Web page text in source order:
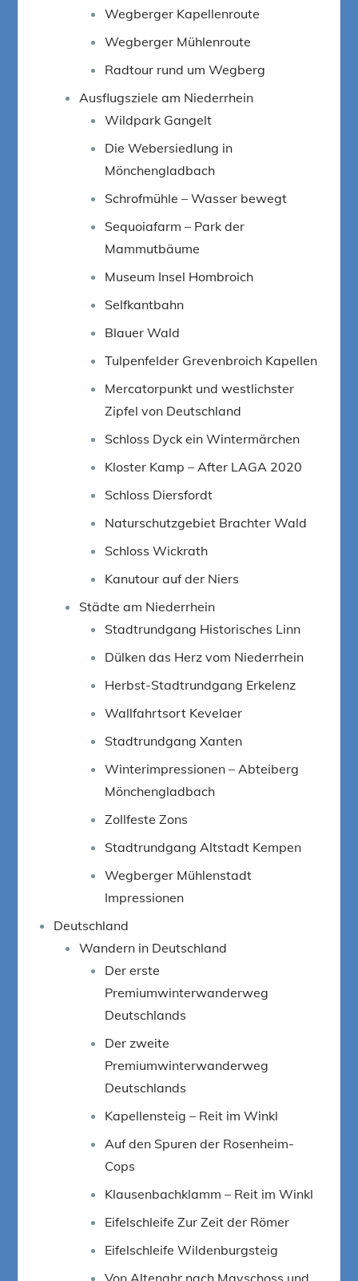
Wegberger Kapellenroute
Wegberger Mühlenroute
Radtour rund um Wegberg
Ausflugsziele am Niederrhein
Wildpark Gangelt
Die Webersiedlung in
Mönchengladbach
Schrofmühle – Wasser bewegt
Sequoiafarm – Park der
Mammutbäume
Museum Insel Hombroich
Selfkantbahn
Blauer Wald
Tulpenfelder Grevenbroich Kapellen
Mercatorpunkt und westlichster
Zipfel von Deutschland
Schloss Dyck ein Wintermärchen
Kloster Kamp – After LAGA 2020
Schloss Diersfordt
Naturschutzgebiet Brachter Wald
Schloss Wickrath
Kanutour auf der Niers
Städte am Niederrhein
Stadtrundgang Historisches Linn
Dülken das Herz vom Niederrhein
Herbst-Stadtrundgang Erkelenz
Wallfahrtsort Kevelaer
Stadtrundgang Xanten
Winterimpressionen – Abteiberg
Mönchengladbach
Zollfeste Zons
Stadtrundgang Altstadt Kempen
Wegberger Mühlenstadt
Impressionen
Deutschland
Wandern in Deutschland
Der erste
Premiumwinterwanderweg
Deutschlands
Der zweite
Premiumwinterwanderweg
Deutschlands
Kapellensteig – Reit im Winkl
Auf den Spuren der Rosenheim-
Cops
Klausenbachklamm – Reit im Winkl
Eifelschleife Zur Zeit der Römer
Eifelschleife Wildenburgsteig
Von Altenahr nach Mayschoss und